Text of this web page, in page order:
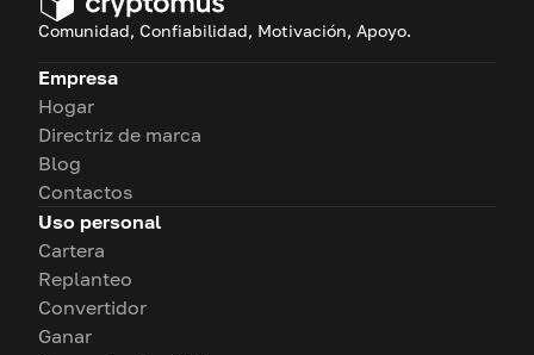
Comunidad, Confiabilidad, Motivación, Apoyo.
Empresa
Hogar
Directriz de marca
Blog
Contactos
Uso personal
Cartera
Replanteo
Convertidor
Ganar